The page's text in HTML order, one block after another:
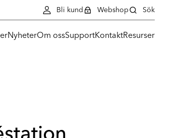
NyheterOm ossSupportKontaktResurser
Bli kund Webshop Sök